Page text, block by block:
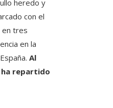
heredo y
con el
en tres
en la
Al
ha repartido